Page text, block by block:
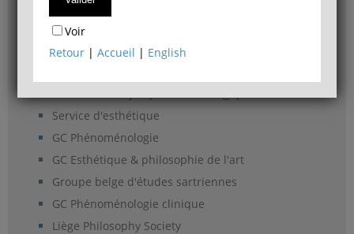
Accès & plans
Bibliothèque du Département de philosophie
Service d'esthétique
GC Phénoménologie
GC Esthétique & philosophie de l'art
Groupe belge d'études sartriennes
GC Phénoménologie clinique
Liège Philosophy Society
Voir
Retour |Accueil | English